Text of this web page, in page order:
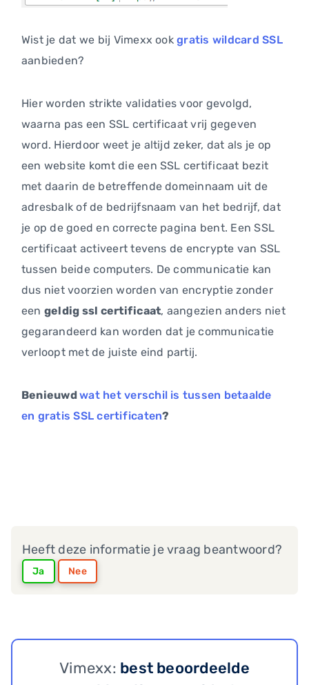
Wist je dat we bij Vimexx ookgratis wildcard SSL
aanbieden?
Hier worden strikte validaties voor gevolgd,
waarna pas een SSL certificaat vrij gegeven
word. Hierdoor weet je altijd zeker, dat als je op
een website komt die een SSL certificaat bezit
met daarin de betreffende domeinnaam uit de
adresbalk of de bedrijfsnaam van het bedrijf, dat
je op de goed en correcte pagina bent. Een SSL
certificaat activeert tevens de encrypte van SSL
tussen beide computers. De communicatie kan
dus niet voorzien worden van encryptie zonder
een geldig ssl certificaat, aangezien anders niet
gegarandeerd kan worden dat je communicatie
verloopt met de juiste eind partij.
Benieuwdwat het verschil is tussen betaalde
en gratis SSL certificaten?
Heeft deze informatie je vraag beantwoord?
Ja Nee
Vimexx: best beoordeelde